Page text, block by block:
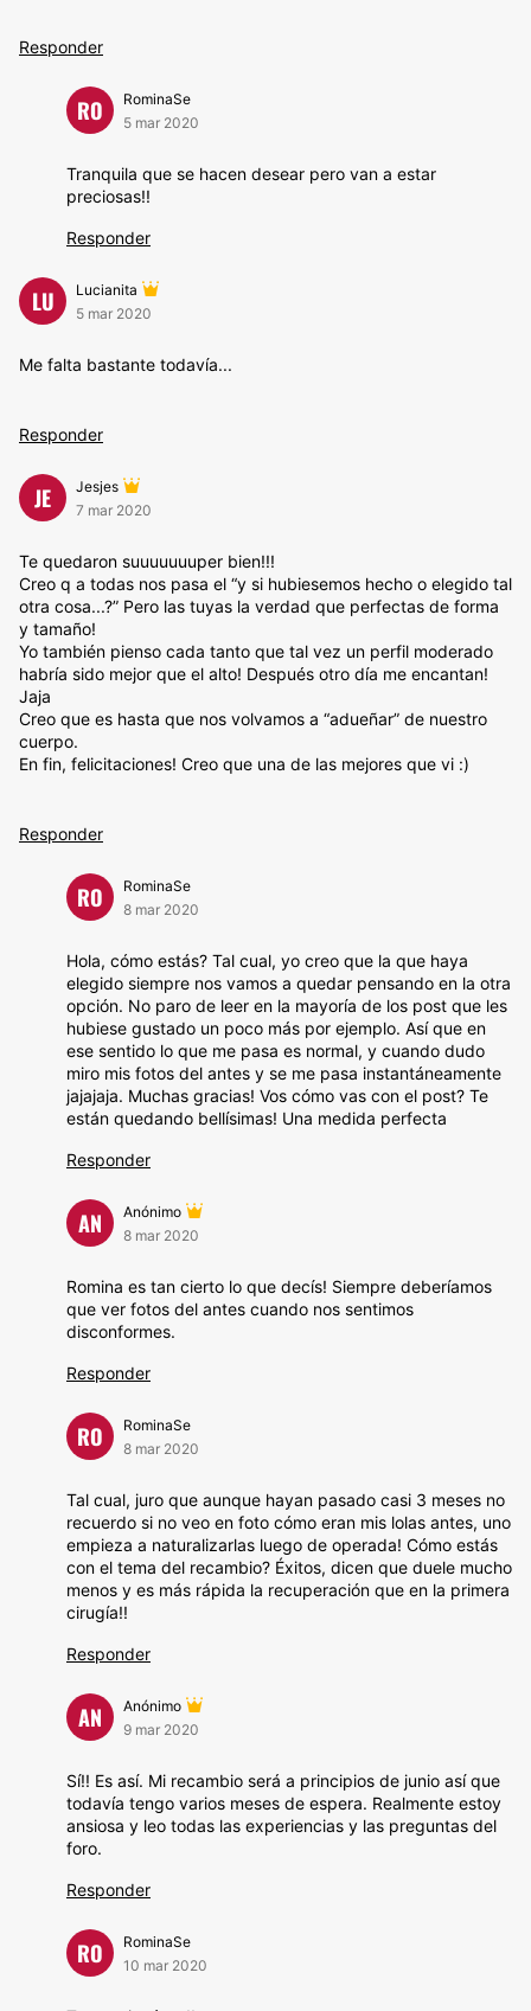
Responder
RO
RominaSe
5 mar 2020
Tranquila que se hacen desear pero van a estar
preciosas!!
Responder
LU
Lucianita
5 mar 2020
Me falta bastante todavía...
Responder
JE
Jesjes
7 mar 2020
Te quedaron suuuuuuuper bien!!!
Creo q a todas nos pasa el “y si hubiesemos hecho o elegido tal
otra cosa...?” Pero las tuyas la verdad que perfectas de forma
y tamaño!
Yo también pienso cada tanto que tal vez un perfil moderado
habría sido mejor que el alto! Después otro día me encantan!
Jaja
Creo que es hasta que nos volvamos a “adueñar” de nuestro
cuerpo.
En fin, felicitaciones! Creo que una de las mejores que vi :)
Responder
RO
RominaSe
8 mar 2020
Hola, cómo estás? Tal cual, yo creo que la que haya
elegido siempre nos vamos a quedar pensando en la otra
opción. No paro de leer en la mayoría de los post que les
hubiese gustado un poco más por ejemplo. Así que en
ese sentido lo que me pasa es normal, y cuando dudo
miro mis fotos del antes y se me pasa instantáneamente
jajajaja. Muchas gracias! Vos cómo vas con el post? Te
están quedando bellísimas! Una medida perfecta
Responder
AN
Anónimo
8 mar 2020
Romina es tan cierto lo que decís! Siempre deberíamos
que ver fotos del antes cuando nos sentimos
disconformes.
Responder
RO
RominaSe
8 mar 2020
Tal cual, juro que aunque hayan pasado casi 3 meses no
recuerdo si no veo en foto cómo eran mis lolas antes, uno
empieza a naturalizarlas luego de operada! Cómo estás
con el tema del recambio? Éxitos, dicen que duele mucho
menos y es más rápida la recuperación que en la primera
cirugía!!
Responder
AN
Anónimo
9 mar 2020
Sí!! Es así. Mi recambio será a principios de junio así que
todavía tengo varios meses de espera. Realmente estoy
ansiosa y leo todas las experiencias y las preguntas del
foro.
Responder
RO
RominaSe
10 mar 2020